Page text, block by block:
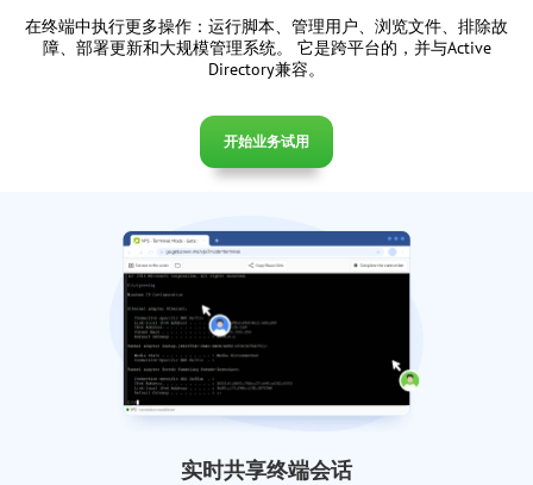
在终端中执行更多操作：运行脚本、管理用户、浏览文件、排除故
障、部署更新和大规模管理系统。 它是跨平台的，并与Active
Directory兼容。
开始业务试用
实时共享终端会话